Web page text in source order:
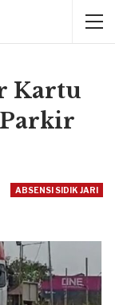
Kartu
ABSENSI SIDIK JARI